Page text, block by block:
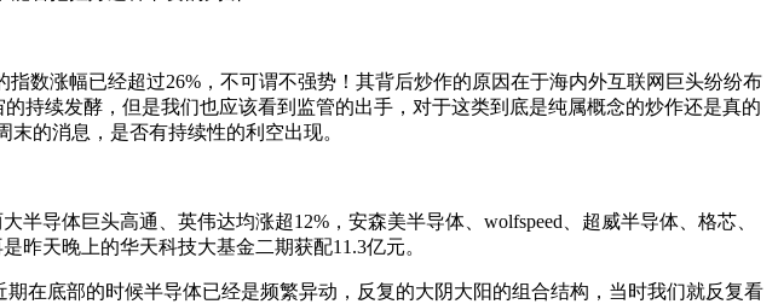
数涨幅已经超过26%，不可谓不强势！其背后炒作的原因在于海内外互联网巨头纷纷布
持续发酵，但是我们也应该看到监管的出手，对于这类到底是纯属概念的炒作还是真的
的消息，是否有持续性的利空出现。
导体巨头高通、英伟达均涨超12%，安森美半导体、wolfspeed、超威半导体、格芯、
昨天晚上的华天科技大基金二期获配11.3亿元。
在底部的时候半导体已经是频繁异动，反复的大阴大阳的组合结构，当时我们就反复看